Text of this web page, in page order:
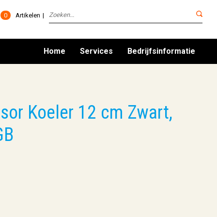
0 Artikelen
Home Services Bedrijfsinformatie
Koeler 12 cm Zwart,